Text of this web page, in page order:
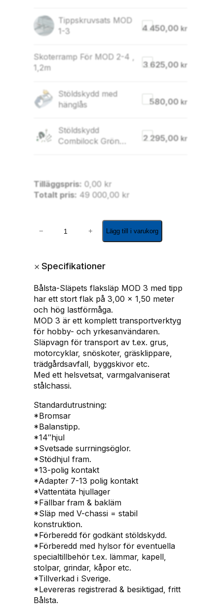
Tippskruvsats MOD
1-3
4 450,00 kr
Skoterramp För MOD 2-4 ,
1,2m
3 625,00 kr
Stöldskydd med
hänglås
580,00 kr
Stöldskydd
Combilock Grön
2 295,00 kr
Tilläggspris: 0,00 kr
Totalt pris: 49 000,00 kr
s
ä
p
M
O
D
3
-
1
5
0
B
m
ä
n
g
d
− + Lägg till i varukorg
+Specifikationer
Bålsta-Släpets flaksläp MOD 3 med tipp
har ett stort flak på 3,00 x 1,50 meter
och hög lastförmåga.
MOD 3 är ett komplett transportverktyg
för hobby- och yrkesanvändaren.
Släpvagn för transport av t.ex. grus,
motorcyklar, snöskoter, gräsklippare,
trädgårdsavfall, byggskivor etc.
Med ett helsvetsat, varmgalvaniserat
stålchassi.
Standardutrustning:
*Bromsar
*Balanstipp.
*14″hjul
*Svetsade surrningsöglor.
*Stödhjul fram.
*13-polig kontakt
*Adapter 7-13 polig kontakt
*Vattentäta hjullager
*Fällbar fram & bakläm
*Släp med V-chassi = stabil
konstruktion.
*Förberedd för godkänt stöldskydd.
*Förberedd med hylsor för eventuella
specialtillbehör t.ex. lämmar, kapell,
stolpar, grindar, kåpor etc.
*Tillverkad i Sverige.
*Levereras registrerad & besiktigad, fritt
Bålsta.